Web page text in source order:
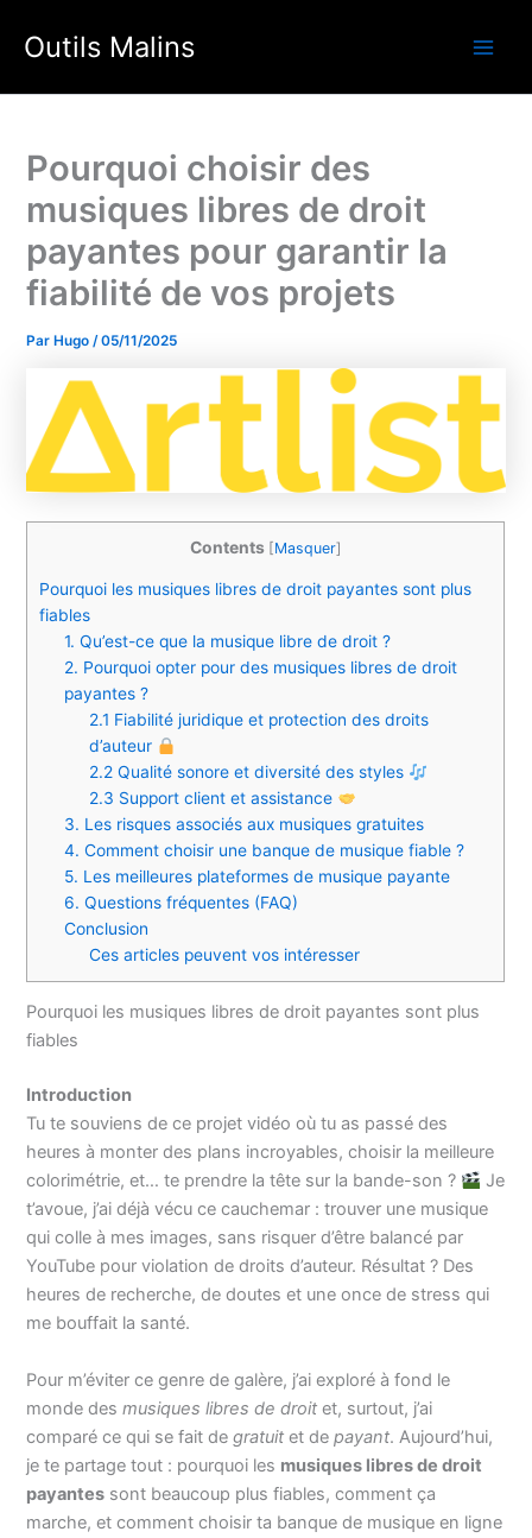
Outils Malins
Pourquoi choisir des
musiques libres de droit
payantes pour garantir la
fiabilité de vos projets
ParHugo /05/11/2025
Contents [Masquer]
Pourquoi les musiques libres de droit payantes sont plus
fiables
1. Qu’est-ce que la musique libre de droit ?
2. Pourquoi opter pour des musiques libres de droit
payantes ?
2.1 Fiabilité juridique et protection des droits
d’auteur
2.2 Qualité sonore et diversité des styles
2.3 Support client et assistance
3. Les risques associés aux musiques gratuites
4. Comment choisir une banque de musique fiable ?
5. Les meilleures plateformes de musique payante
6. Questions fréquentes (FAQ)
Conclusion
Ces articles peuvent vos intéresser
Pourquoi les musiques libres de droit payantes sont plus
fiables
Introduction
Tu te souviens de ce projet vidéo où tu as passé des
heures à monter des plans incroyables, choisir la meilleure
colorimétrie, et… te prendre la tête sur la bande-son ?
Je
t’avoue, j’ai déjà vécu ce cauchemar : trouver une musique
qui colle à mes images, sans risquer d’être balancé par
YouTube pour violation de droits d’auteur. Résultat ? Des
heures de recherche, de doutes et une once de stress qui
me bouffait la santé.
Pour m’éviter ce genre de galère, j’ai exploré à fond le
monde desmusiques libres de droit et, surtout, j’ai
comparé ce qui se fait degratuit et depayant. Aujourd’hui,
je te partage tout : pourquoi les musiques libres de droit
payantes sont beaucoup plus fiables, comment ça
marche, et comment choisir ta banque de musique en ligne